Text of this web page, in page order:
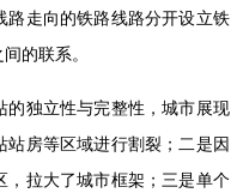
路走向的铁路线路分开设立铁
的联系。
的独立性与完整性，城市展现
站房等区域进行割裂；二是因
，拉大了城市框架；三是单个